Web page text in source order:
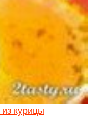
курицы